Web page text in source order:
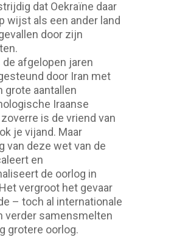
dat Oekraïne daar
wijst als een ander land
door zijn
de afgelopen jaren
door Iran met
grote aantallen
Iraanse
is de vriend van
je vijand. Maar
van deze wet van de
en
de oorlog in
vergroot het gevaar
– toch al internationale
verder samensmelten
grotere oorlog.